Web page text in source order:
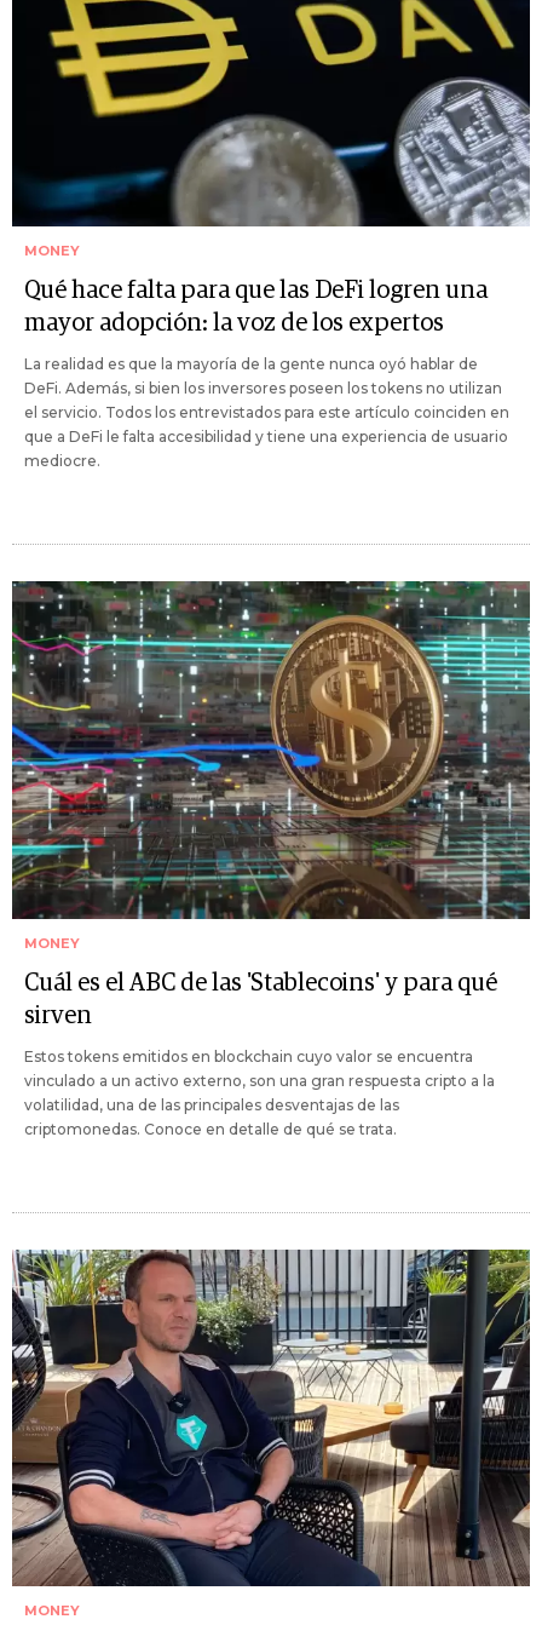
MONEY
Qué hace falta para que las DeFi logren una
mayor adopción: la voz de los expertos
La realidad es que la mayoría de la gente nunca oyó hablar de
DeFi. Además, si bien los inversores poseen los tokens no utilizan
el servicio. Todos los entrevistados para este artículo coinciden en
que a DeFi le falta accesibilidad y tiene una experiencia de usuario
mediocre.
MONEY
Cuál es el ABC de las 'Stablecoins' y para qué
sirven
Estos tokens emitidos en blockchain cuyo valor se encuentra
vinculado a un activo externo, son una gran respuesta cripto a la
volatilidad, una de las principales desventajas de las
criptomonedas. Conoce en detalle de qué se trata.
MONEY